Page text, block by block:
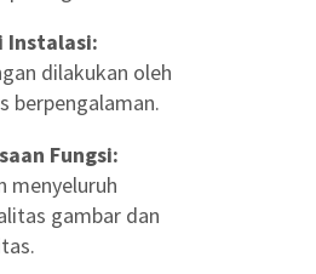
Instalasi:
dilakukan oleh
berpengalaman.
Fungsi:
menyeluruh
gambar dan